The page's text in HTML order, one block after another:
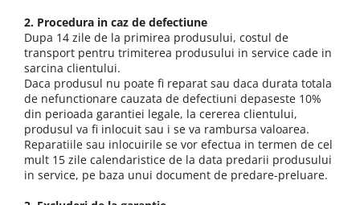
2. Procedura in caz de defectiune
Dupa 14 zile de la primirea produsului, costul de
transport pentru trimiterea produsului in service cade in
sarcina clientului.
Daca produsul nu poate fi reparat sau daca durata totala
de nefunctionare cauzata de defectiuni depaseste 10%
din perioada garantiei legale, la cererea clientului,
produsul va fi inlocuit sau i se va rambursa valoarea.
Reparatiile sau inlocuirile se vor efectua in termen de cel
mult 15 zile calendaristice de la data predarii produsului
in service, pe baza unui document de predare-preluare.